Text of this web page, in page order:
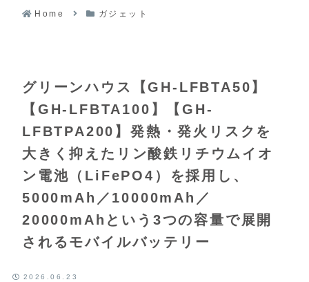
27,990円から
Home ガジェット
グリーンハウス【GH-LFBTA50】
【GH-LFBTA100】【GH-
LFBTPA200】発熱・発火リスクを
大きく抑えたリン酸鉄リチウムイオ
ン電池（LiFePO4）を採用し、
5000mAh／10000mAh／
20000mAhという3つの容量で展開
されるモバイルバッテリー
2026.06.23